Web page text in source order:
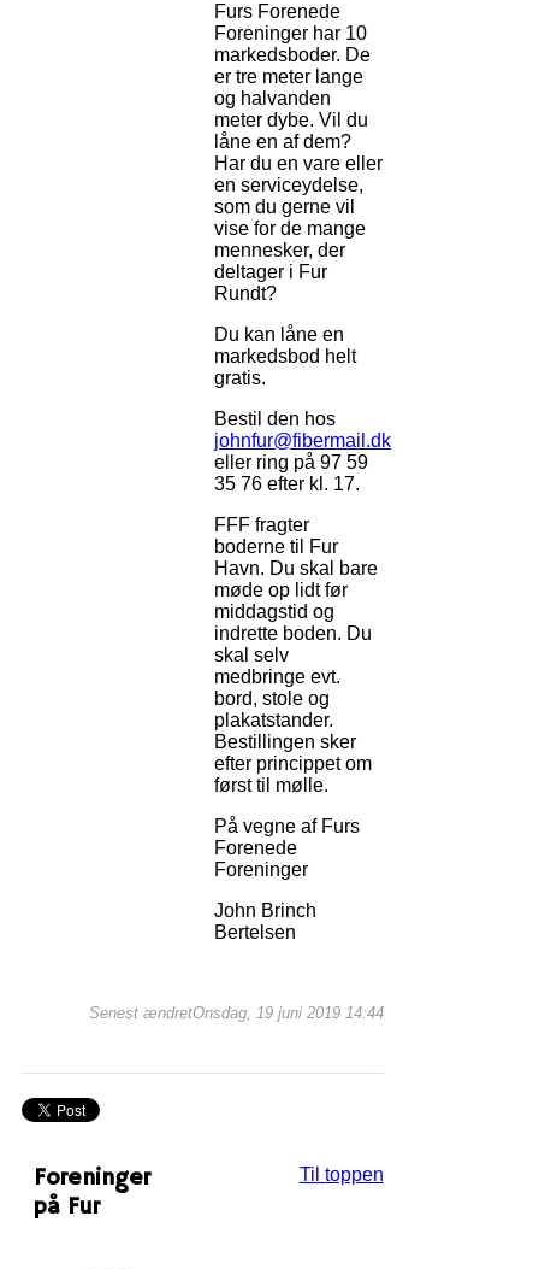
Furs Forenede
Foreninger har 10
markedsboder. De
er tre meter lange
og halvanden
meter dybe. Vil du
låne en af dem?
Har du en vare eller
en serviceydelse,
som du gerne vil
vise for de mange
mennesker, der
deltager i Fur
Rundt?
Du kan låne en
markedsbod helt
gratis.
Bestil den hos
johnfur@fibermail.dk
eller ring på 97 59
35 76 efter kl. 17.
FFF fragter
boderne til Fur
Havn. Du skal bare
møde op lidt før
middagstid og
indrette boden. Du
skal selv
medbringe evt.
bord, stole og
plakatstander.
Bestillingen sker
efter princippet om
først til mølle.
På vegne af Furs
Forenede
Foreninger
John Brinch
Bertelsen
Senest ændretOnsdag, 19 juni 2019 14:44
Til toppen
Foreninger
på Fur